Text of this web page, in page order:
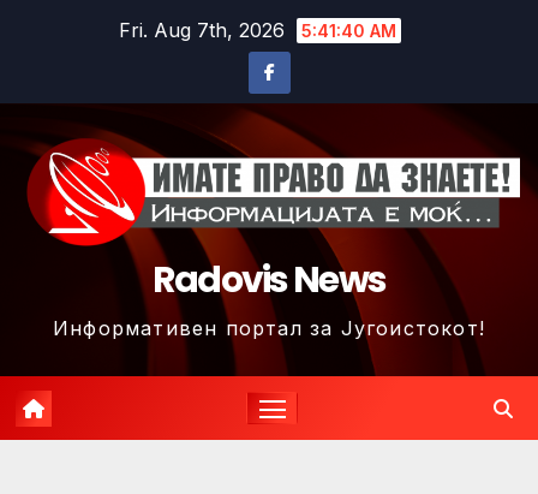
Fri. Aug 7th, 2026 5:41:43 AM
Radovis News
Информативен портал за Југоистокот!